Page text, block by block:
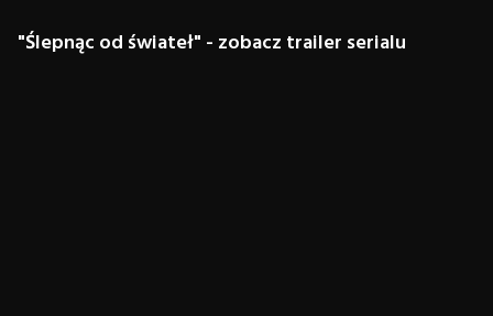
"Ślepnąc od świateł" - zobacz trailer serialu